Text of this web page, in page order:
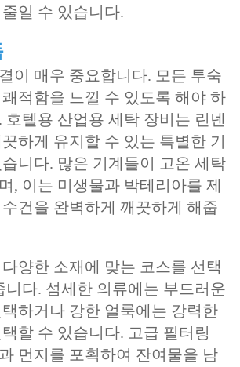
일 수 있습니다.
이 매우 중요합니다. 모든 투숙
적함을 느낄 수 있도록 해야 하
호텔용 산업용 세탁 장비는 린넨
하게 유지할 수 있는 특별한 기
니다. 많은 기계들이 고온 세탁
, 이는 미생물과 박테리아를 제
건을 완벽하게 깨끗하게 해줍
양한 소재에 맞는 코스를 선택
니다. 섬세한 의류에는 부드러운
하거나 강한 얼룩에는 강력한
할 수 있습니다. 고급 필터링
먼지를 포획하여 잔여물을 남